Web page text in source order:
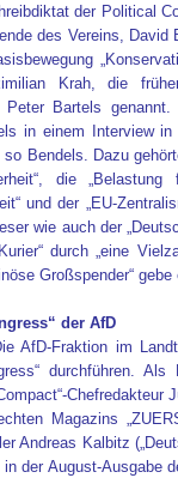
der Political
des Vereins, David
Krah, die
Peter Bartels
in einem Interview
so Bendels. Dazu
die
und der „EU-
wie auch der
Kurier“ durch „eine
Großspender“
der AfD
AfD-Fraktion im
durchführen.
Magazins
Andreas Kalbitz
in der August-Ausgabe